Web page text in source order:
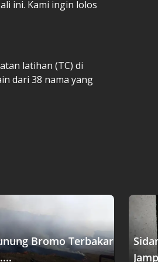
ini. Kami ingin lolos
latihan (TC) di
dari 38 nama yang
Bromo Terbakar